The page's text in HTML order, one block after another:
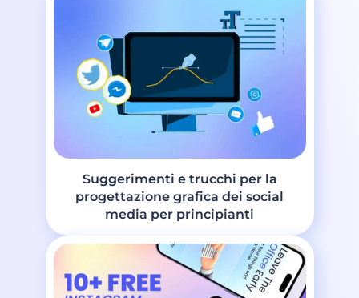
Suggerimenti e trucchi per la
progettazione grafica dei social
media per principianti